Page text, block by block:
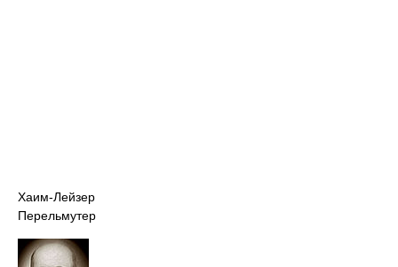
Хаим-Лейзер
Перельмутер